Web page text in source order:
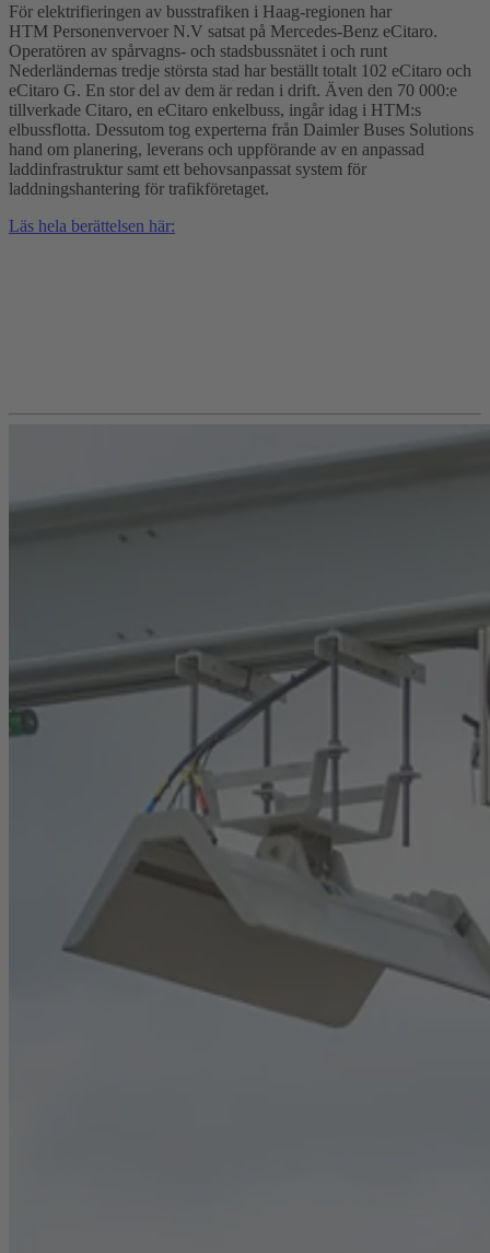
För elektrifieringen av busstrafiken i Haag-regionen har
HTM Personenvervoer N.V satsat på Mercedes‑Benz eCitaro.
Operatören av spårvagns- och stadsbussnätet i och runt
Nederländernas tredje största stad har beställt totalt 102 eCitaro och
eCitaro G. En stor del av dem är redan i drift. Även den 70 000:e
tillverkade Citaro, en eCitaro enkelbuss, ingår idag i HTM:s
elbussflotta. Dessutom tog experterna från Daimler Buses Solutions
hand om planering, leverans och uppförande av en anpassad
laddinfrastruktur samt ett behovsanpassat system för
laddningshantering för trafikföretaget.
Läs hela berättelsen här: